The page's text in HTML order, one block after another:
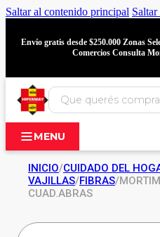
Saltar al contenido principal
Envío gratis desde $250.000 Zonas
Comercios Consulta
MENU
INICIO/CUIDADO DEL
VAJILLAS/FIBRAS/
CUAD.ABRAS